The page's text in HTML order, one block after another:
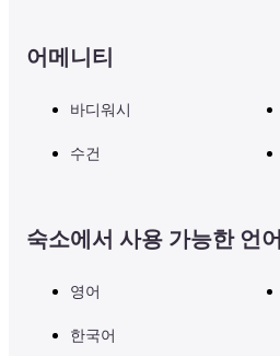
어메니티
바디워시
수건
숙소에서 사용 가능한 언어
영어
한국어